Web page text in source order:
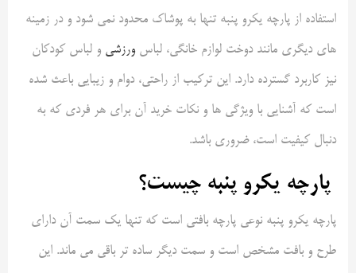
استفاده از پارچه یکرو پنبه تنها به پوشاک محدود نمی شود و در زمینه
های دیگری مانند دوخت لوازم خانگی، لباسورزشی و لباس کودکان
نیز کاربرد گسترده دارد. این ترکیب از راحتی، دوام و زیبایی باعث شده
است که آشنایی با ویژگی ها و نکات خرید آن برای هر فردی که به
دنبال کیفیت است، ضروری باشد.
پارچه یکرو پنبه چیست؟
پارچه یکرو پنبه نوعی پارچه بافتی است که تنها یک سمت آن دارای
طرح و بافت مشخص است و سمت دیگر ساده تر باقی می ماند. این